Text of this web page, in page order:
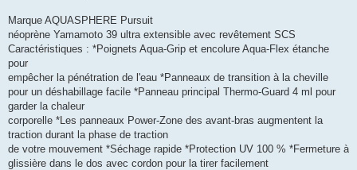
g
n
o
l
u
Marque AQUASPHERE Pursuit
néoprène Yamamoto 39 ultra extensible avec revêtement SCS
Caractéristiques : *Poignets Aqua-Grip et encolure Aqua-Flex étanche
pour
empêcher la pénétration de l'eau *Panneaux de transition à la cheville
pour un déshabillage facile *Panneau principal Thermo-Guard 4 ml pour
garder la chaleur
corporelle *Les panneaux Power-Zone des avant-bras augmentent la
traction durant la phase de traction
de votre mouvement *Séchage rapide *Protection UV 100 % *Fermeture à
glissière dans le dos avec cordon pour la tirer facilement